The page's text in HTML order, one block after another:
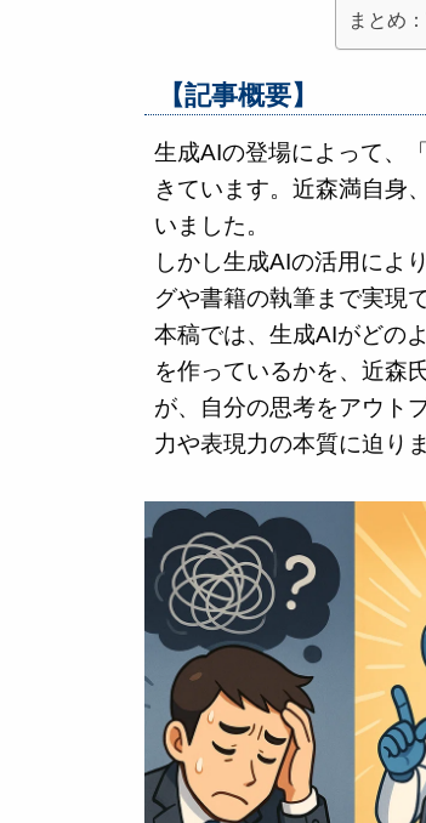
まとめ
【記事概要】
生成AIの登場によって、
きています。近森満自身
いました。
しかし生成AIの活用によ
グや書籍の執筆まで実現
本稿では、生成AIがどの
を作っているかを、近森
が、自分の思考をアウト
力や表現力の本質に迫りま